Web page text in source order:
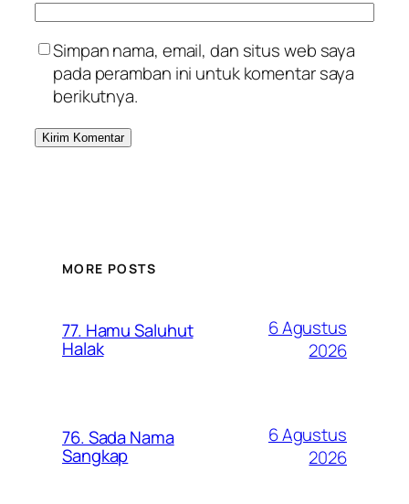
Simpan nama, email, dan situs web saya
pada peramban ini untuk komentar saya
berikutnya.
MORE POSTS
77. Hamu Saluhut
Halak
6 Agustus
2026
76. Sada Nama
Sangkap
6 Agustus
2026